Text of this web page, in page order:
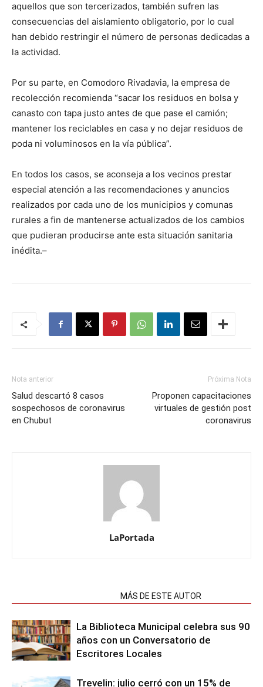
aquellos que son tercerizados, también sufren las
consecuencias del aislamiento obligatorio, por lo cual
han debido restringir el número de personas dedicadas a
la actividad.
Por su parte, en Comodoro Rivadavia, la empresa de
recolección recomienda “sacar los residuos en bolsa y
canasto con tapa justo antes de que pase el camión;
mantener los reciclables en casa y no dejar residuos de
poda ni voluminosos en la vía pública”.
En todos los casos, se aconseja a los vecinos prestar
especial atención a las recomendaciones y anuncios
realizados por cada uno de los municipios y comunas
rurales a fin de mantenerse actualizados de los cambios
que pudieran producirse ante esta situación sanitaria
inédita.–
Nota anterior
Salud descartó 8 casos
sospechosos de coronavirus
en Chubut
Próxima Nota
Proponen capacitaciones
virtuales de gestión post
coronavirus
LaPortada
MÁS DE ESTE AUTOR
La Biblioteca Municipal celebra sus 90
años con un Conversatorio de
Escritores Locales
Trevelin: julio cerró con un 15% de